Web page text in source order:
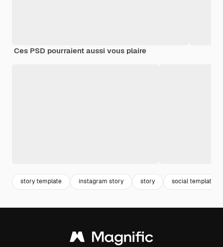
Ces PSD pourraient aussi vous plaire
story template instagram story story social template